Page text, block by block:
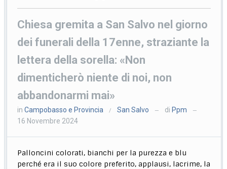
Chiesa gremita a San Salvo nel giorno
dei funerali della 17enne, straziante la
lettera della sorella: «Non
dimenticherò niente di noi, non
abbandonarmi mai»
inCampobasso e Provincia / San Salvo — di Ppm —
16 Novembre 2024
Palloncini colorati, bianchi per la purezza e blu
perché era il suo colore preferito, applausi, lacrime, la